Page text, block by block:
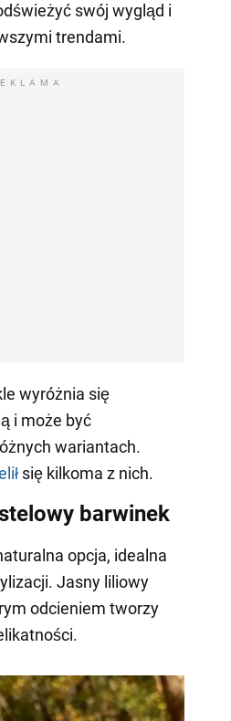
swój wygląd i
trendami.
wyróżnia się
i może być
wariantach.
się kilkoma z nich.
barwinek
opcja, idealna
Jasny liliowy
odcieniem tworzy